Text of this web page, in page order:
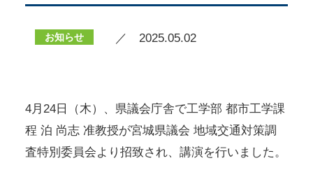
お知らせ ／ 2025.05.02
4月24日（木）、県議会庁舎で工学部 都市工学課
程 泊 尚志 准教授が宮城県議会 地域交通対策調
査特別委員会より招致され、講演を行いました。